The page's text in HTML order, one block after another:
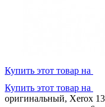
Купить этот товар на
Купить этот товар на
оригинальный, Xerox